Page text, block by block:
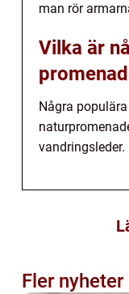
man rör
Vilka är
Några
vandringsleder.
Fler nyheter